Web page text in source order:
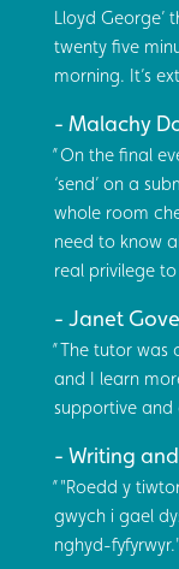
Lloyd George’
twenty five
morning. It’s
Malachy
On the final
‘send’ on a
whole room
need to know
real privilege
Janet
The tutor was
and I learn
supportive and
Writing
"Roedd y
gwych i gael
nghyd-fyfyrwyr."